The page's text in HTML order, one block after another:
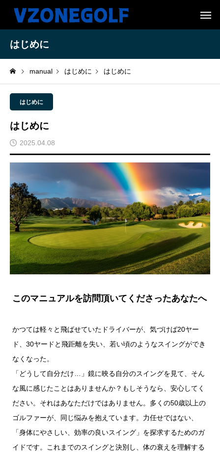
はじめに
manual はじめに はじめに
はじめに
はじめに
2025.04.08
このマニュアルを訪問頂いてくださったあなたへ
かつては軽々と飛ばせていたドライバーが、気づけば20ヤー
ド、30ヤードと飛距離を失い、若い頃のようなスイングができ
なくなった。
「どうして自分だけ…」鏡に映る自分のスイングを見て、そん
な風に感じたことはありませんか？もしそうなら、安心してく
ださい。それはあなただけではありません。多くの50歳以上の
ゴルファーが、同じ悩みを抱えています。力任せではない、
「身体にやさしい、効率の良いスイング」を探求するためのガ
イドです。これまでのスイングと決別し、体の衰えを理解する